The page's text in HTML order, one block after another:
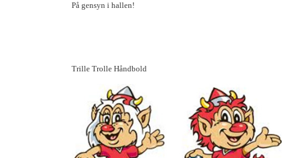
På gensyn i hallen!
Trille Trolle Håndbold